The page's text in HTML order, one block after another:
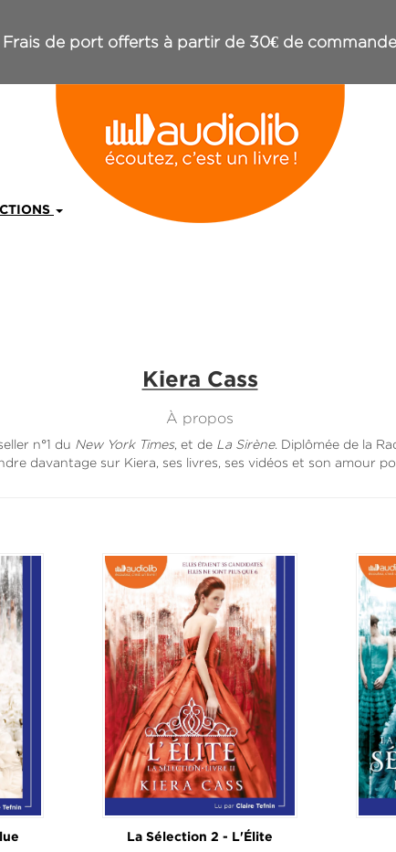
Frais de port offerts à partir de 30€ de commande
Kiera Cass
À propos
n°1 du New York Times, et de La Sirène. Diplômée de la
davantage sur Kiera, ses livres, ses vidéos et son amour
La Sélection 2 - L'Élite